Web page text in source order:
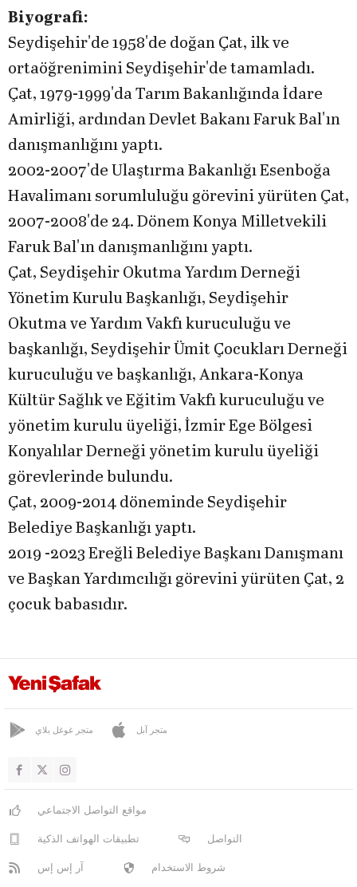
Biyografi:
Seydişehir'de 1958'de doğan Çat, ilk ve
ortaöğrenimini Seydişehir'de tamamladı.
Çat, 1979-1999'da Tarım Bakanlığında İdare
Amirliği, ardından Devlet Bakanı Faruk Bal'ın
danışmanlığını yaptı.
2002-2007'de Ulaştırma Bakanlığı Esenboğa
Havalimanı sorumluluğu görevini yürüten Çat,
2007-2008'de 24. Dönem Konya Milletvekili
Faruk Bal'ın danışmanlığını yaptı.
Çat, Seydişehir Okutma Yardım Derneği
Yönetim Kurulu Başkanlığı, Seydişehir
Okutma ve Yardım Vakfı kuruculuğu ve
başkanlığı, Seydişehir Ümit Çocukları Derneği
kuruculuğu ve başkanlığı, Ankara-Konya
Kültür Sağlık ve Eğitim Vakfı kuruculuğu ve
yönetim kurulu üyeliği, İzmir Ege Bölgesi
Konyalılar Derneği yönetim kurulu üyeliği
görevlerinde bulundu.
Çat, 2009-2014 döneminde Seydişehir
Belediye Başkanlığı yaptı.
2019 -2023 Ereğli Belediye Başkanı Danışmanı
ve Başkan Yardımcılığı görevini yürüten Çat, 2
çocuk babasıdır.
متجر غوغل بلاي متجر آبل
مواقع التواصل الاجتماعي
تطبيقات الهواتف الذكية التواصل
آر إس إس شروط الاستخدام